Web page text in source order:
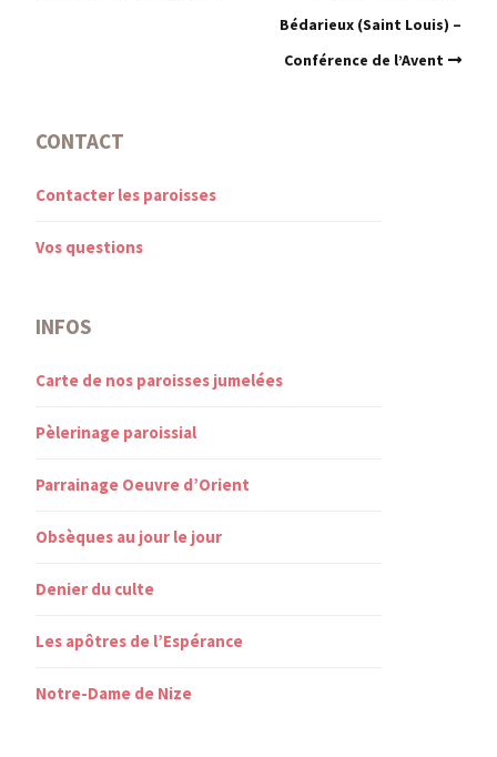
Bédarieux (Saint Louis) –
Conférence de l’Avent
CONTACT
Contacter les paroisses
Vos questions
INFOS
Carte de nos paroisses jumelées
Pèlerinage paroissial
Parrainage Oeuvre d’Orient
Obsèques au jour le jour
Denier du culte
Les apôtres de l’Espérance
Notre-Dame de Nize